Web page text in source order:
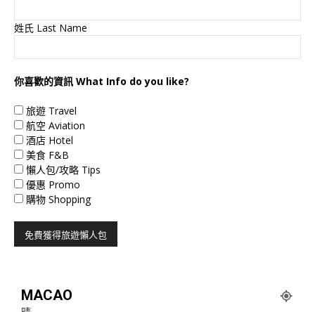
姓氏 Last Name
你喜歡的資訊 What Info do you like?
旅遊 Travel
航空 Aviation
酒店 Hotel
美食 F&B
懶人包/攻略 Tips
優惠 Promo
購物 Shopping
MACAO